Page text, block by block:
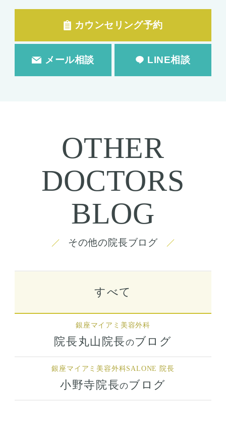
カウンセリング予約
メール相談 LINE相談
OTHER
DOCTORS
BLOG
その他の院長ブログ
すべて
銀座マイアミ美容外科
院長丸山院長のブログ
銀座マイアミ美容外科SALONE 院長
小野寺院長のブログ